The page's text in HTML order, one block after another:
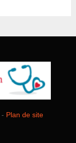
- Plan de site